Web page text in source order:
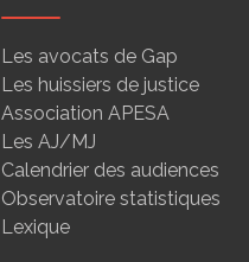
Les avocats de Gap
Les huissiers de justice
Association APESA
Les AJ/MJ
Calendrier des audiences
Observatoire statistiques
Lexique